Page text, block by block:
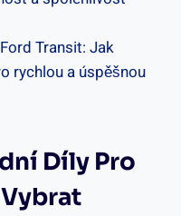
Díly Pro